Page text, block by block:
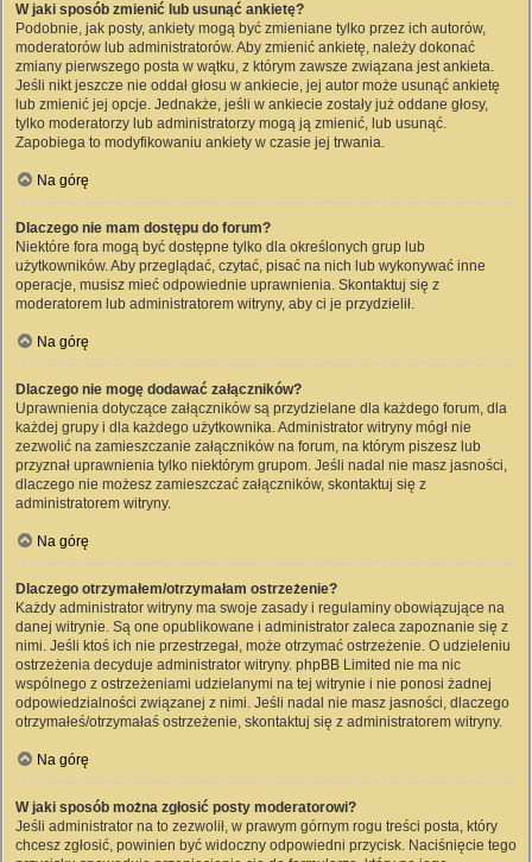
W jaki sposób zmienić lub usunąć ankietę?
Podobnie, jak posty, ankiety mogą być zmieniane tylko przez ich autorów,
moderatorów lub administratorów. Aby zmienić ankietę, należy dokonać
zmiany pierwszego posta w wątku, z którym zawsze związana jest ankieta.
Jeśli nikt jeszcze nie oddał głosu w ankiecie, jej autor może usunąć ankietę
lub zmienić jej opcje. Jednakże, jeśli w ankiecie zostały już oddane głosy,
tylko moderatorzy lub administratorzy mogą ją zmienić, lub usunąć.
Zapobiega to modyfikowaniu ankiety w czasie jej trwania.
Na górę
Dlaczego nie mam dostępu do forum?
Niektóre fora mogą być dostępne tylko dla określonych grup lub
użytkowników. Aby przeglądać, czytać, pisać na nich lub wykonywać inne
operacje, musisz mieć odpowiednie uprawnienia. Skontaktuj się z
moderatorem lub administratorem witryny, aby ci je przydzielił.
Na górę
Dlaczego nie mogę dodawać załączników?
Uprawnienia dotyczące załączników są przydzielane dla każdego forum, dla
każdej grupy i dla każdego użytkownika. Administrator witryny mógł nie
zezwolić na zamieszczanie załączników na forum, na którym piszesz lub
przyznał uprawnienia tylko niektórym grupom. Jeśli nadal nie masz jasności,
dlaczego nie możesz zamieszczać załączników, skontaktuj się z
administratorem witryny.
Na górę
Dlaczego otrzymałem/otrzymałam ostrzeżenie?
Każdy administrator witryny ma swoje zasady i regulaminy obowiązujące na
danej witrynie. Są one opublikowane i administrator zaleca zapoznanie się z
nimi. Jeśli ktoś ich nie przestrzegał, może otrzymać ostrzeżenie. O udzieleniu
ostrzeżenia decyduje administrator witryny. phpBB Limited nie ma nic
wspólnego z ostrzeżeniami udzielanymi na tej witrynie i nie ponosi żadnej
odpowiedzialności związanej z nimi. Jeśli nadal nie masz jasności, dlaczego
otrzymałeś/otrzymałaś ostrzeżenie, skontaktuj się z administratorem witryny.
Na górę
W jaki sposób można zgłosić posty moderatorowi?
Jeśli administrator na to zezwolił, w prawym górnym rogu treści posta, który
chcesz zgłosić, powinien być widoczny odpowiedni przycisk. Naciśnięcie tego